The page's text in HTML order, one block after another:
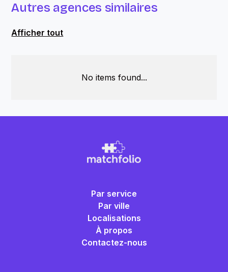
Autres agences similaires
Afficher tout
No items found...
Par service
Par ville
Localisations
À propos
Contactez-nous